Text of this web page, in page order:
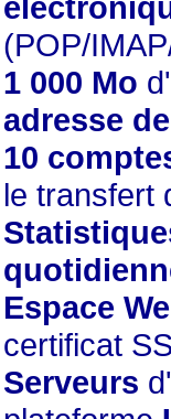
(POP/
1 000 Mo
adresse
10
le transfert
Espace
certificat
Serveurs